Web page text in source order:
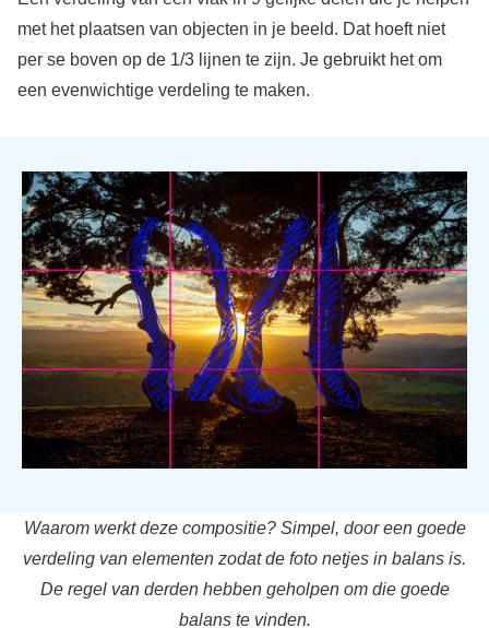
met het plaatsen van objecten in je beeld. Dat hoeft niet
per se boven op de 1/3 lijnen te zijn. Je gebruikt het om
een evenwichtige verdeling te maken.
Waarom werkt deze compositie? Simpel, door een goede
verdeling van elementen zodat de foto netjes in balans is.
De regel van derden hebben geholpen om die goede
balans te vinden.